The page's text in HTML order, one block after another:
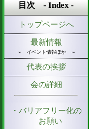
目次 - Index -
トップページへ
最新情報
～ イベント情報ほか ～
代表の挨拶
会の詳細
・バリアフリー化の
お願い